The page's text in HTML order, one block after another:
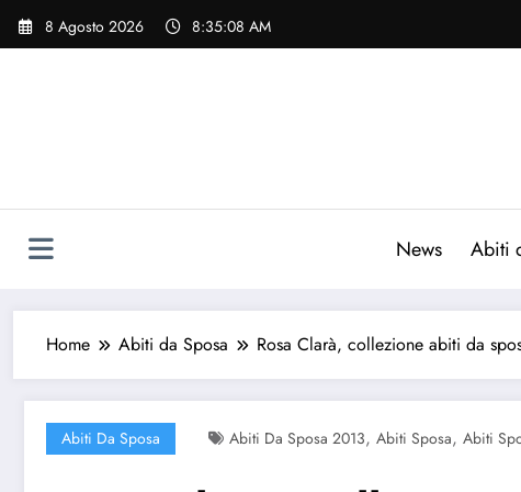
Vai
8 Agosto 2026 8:35:09 AM
News Abiti
Home Abiti da Sposa Rosa Clarà, collezione abiti da
Abiti Da Sposa Abiti Da Sposa 2013, Abiti Sposa, Abiti